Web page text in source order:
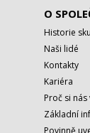
O
Historie
Naši lidé
Kontakty
Kariéra
Proč si nás
Základní
Povinně